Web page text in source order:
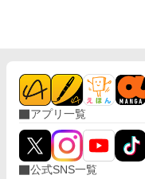
アプリ一覧
公式SNS一覧